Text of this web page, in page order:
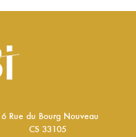
16 Rue du Bourg Nouveau
CS 33105